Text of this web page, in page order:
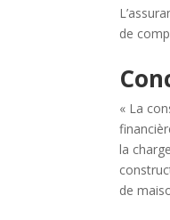
de
« La
la
de